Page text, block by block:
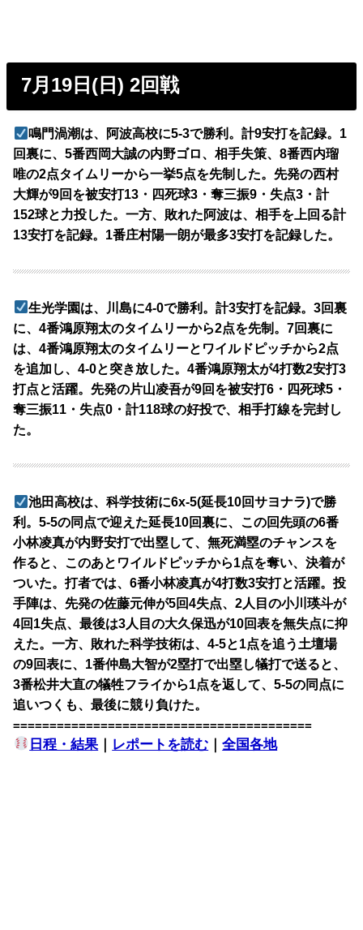
7月19日(日) 2回戦
鳴門渦潮は、阿波高校に5-3で勝利。計9安打を記録。1
回裏に、5番西岡大誠の内野ゴロ、相手失策、8番西内瑠
唯の2点タイムリーから一挙5点を先制した。先発の西村
大輝が9回を被安打13・四死球3・奪三振9・失点3・計
152球と力投した。一方、敗れた阿波は、相手を上回る計
13安打を記録。1番庄村陽一朗が最多3安打を記録した。
生光学園は、川島に4-0で勝利。計3安打を記録。3回裏
に、4番鴻原翔太のタイムリーから2点を先制。7回裏に
は、4番鴻原翔太のタイムリーとワイルドピッチから2点
を追加し、4-0と突き放した。4番鴻原翔太が4打数2安打3
打点と活躍。先発の片山凌吾が9回を被安打6・四死球5・
奪三振11・失点0・計118球の好投で、相手打線を完封し
た。
池田高校は、科学技術に6x-5(延長10回サヨナラ)で勝
利。5-5の同点で迎えた延長10回裏に、この回先頭の6番
小林凌真が内野安打で出塁して、無死満塁のチャンスを
作ると、このあとワイルドピッチから1点を奪い、決着が
ついた。打者では、6番小林凌真が4打数3安打と活躍。投
手陣は、先発の佐藤元伸が5回4失点、2人目の小川瑛斗が
4回1失点、最後は3人目の大久保迅が10回表を無失点に抑
えた。一方、敗れた科学技術は、4-5と1点を追う土壇場
の9回表に、1番仲島大智が2塁打で出塁し犠打で送ると、
3番松井大直の犠牲フライから1点を返して、5-5の同点に
追いつくも、最後に競り負けた。
=========================================
日程・結果｜ レポートを読む ｜全国各地